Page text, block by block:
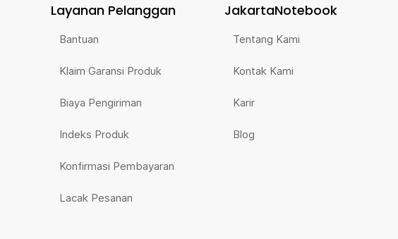
Layanan Pelanggan
Bantuan
Klaim Garansi Produk
Biaya Pengiriman
Indeks Produk
Konfirmasi Pembayaran
Lacak Pesanan
JakartaNotebook
Tentang Kami
Kontak Kami
Karir
Blog